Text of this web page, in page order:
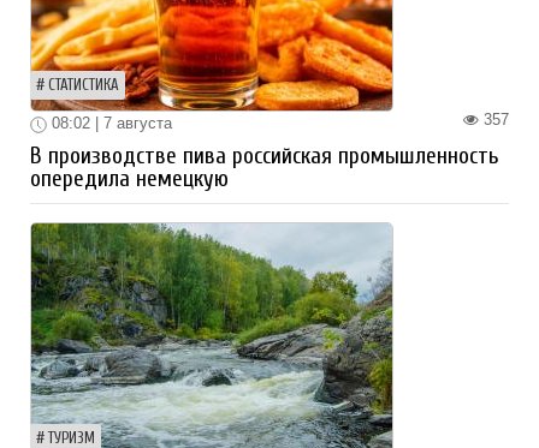
СТАТИСТИКА
357
08:02 | 7 августа
В производстве пива российская промышленность
опередила немецкую
ТУРИЗМ